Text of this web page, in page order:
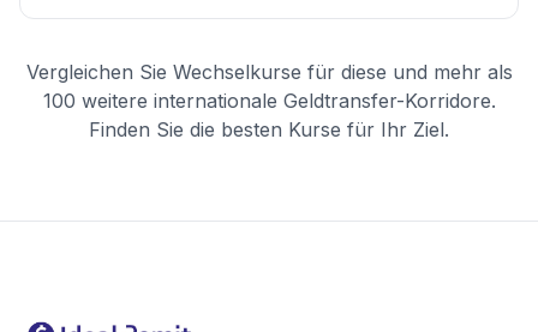
Vergleichen Sie Wechselkurse für diese und mehr als
100 weitere internationale Geldtransfer-Korridore.
Finden Sie die besten Kurse für Ihr Ziel.